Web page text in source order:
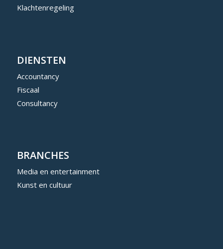
Klachtenregeling
DIENSTEN
Accountancy
Fiscaal
Consultancy
BRANCHES
Media en entertainment
Kunst en cultuur